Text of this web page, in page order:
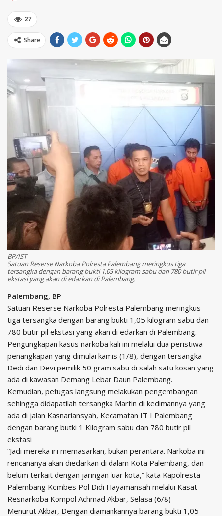
27
Share
BP/IST
Satuan Reserse Narkoba Polresta Palembang meringkus tiga
tersangka dengan barang bukti 1,05 kilogram sabu dan 780 butir pil
ekstasi yang akan di edarkan di Palembang.
Palembang, BP
Satuan Reserse Narkoba Polresta Palembang meringkus
tiga tersangka dengan barang bukti 1,05 kilogram sabu dan
780 butir pil ekstasi yang akan di edarkan di Palembang.
Pengungkapan kasus narkoba kali ini melalui dua peristiwa
penangkapan yang dimulai kamis (1/8), dengan tersangka
Dedi dan Devi pemilik 50 gram sabu di salah satu kosan yang
ada di kawasan Demang Lebar Daun Palembang.
Kemudian, petugas langsung melakukan pengembangan
sehingga didapatilah tersangka Martin di kedimannya yang
ada di jalan Kasnariansyah, Kecamatan IT I Palembang
dengan barang butki 1 Kilogram sabu dan 780 butir pil
ekstasi
“Jadi mereka ini memasarkan, bukan perantara. Narkoba ini
rencananya akan diedarkan di dalam Kota Palembang, dan
belum terkait dengan jaringan luar kota,” kata Kapolresta
Palembang Kombes Pol Didi Hayamansah melalui Kasat
Resnarkoba Kompol Achmad Akbar, Selasa (6/8)
Menurut Akbar, Dengan diamankannya barang bukti 1,05